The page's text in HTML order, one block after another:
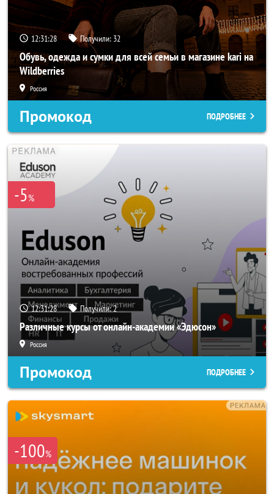
12:31:26 Получили: 32
Обувь, одежда и сумки для всей семьи в магазине kari на
Wildberries
Россия
Промокод ПОДРОБНЕЕ
-5%
12:31:26 Получили:2
Различные курсы от онлайн-академии «Эдюсон»
Россия
Промокод ПОДРОБНЕЕ
-100%